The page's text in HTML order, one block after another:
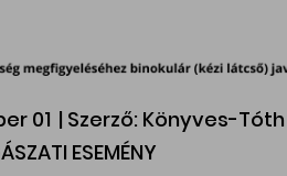
01 | Szerző: Könyves-
ESEMÉNY